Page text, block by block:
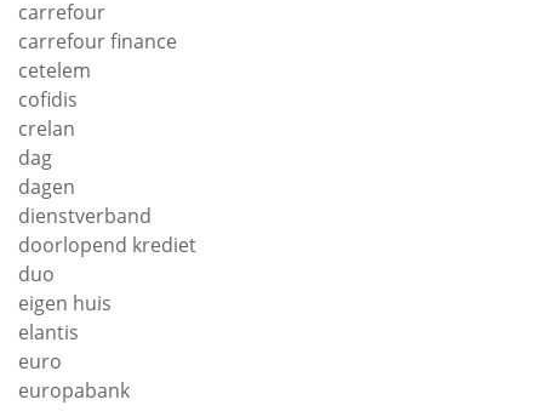
carrefour
carrefour finance
cetelem
cofidis
crelan
dag
dagen
dienstverband
doorlopend krediet
duo
eigen huis
elantis
euro
europabank